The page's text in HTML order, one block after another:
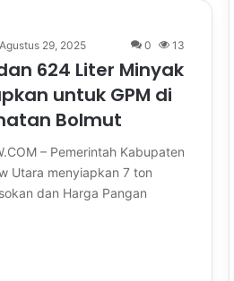
Agustus 29, 2025 0 13
624 Liter Minyak
untuk GPM di
Bolmut
– Pemerintah Kabupaten
Utara menyiapkan 7 ton
dan Harga Pangan